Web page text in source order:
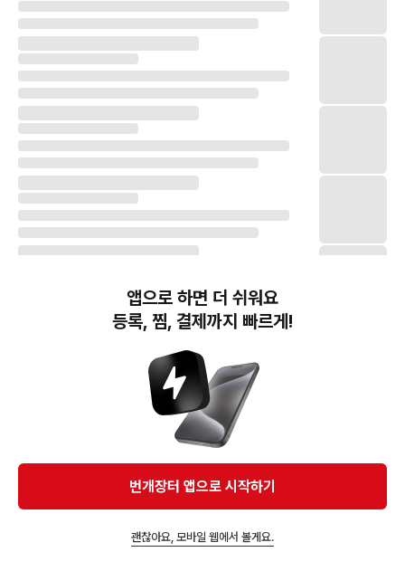
즐겨찾고 알림받기
번개장터(주) 사업자정보, 이용약관 및 기타 법적고지
번개장터㈜는 통신판매중개자이며, 통신판매의 당사자가 아닙니다. 전자상거래 등에서의
소비자보호에 관한 법률 등 관련 법령 및 번개장터㈜의 약관에 따라 상품, 상품정보, 거래에 관한 책임은
개별 판매자에게 귀속하고, 번개장터㈜는 원칙적으로 회원간 거래에 대하여 책임을 지지 않습니다.
다만, 번개장터㈜가 직접 판매하는 상품에 대한 책임은 번개장터㈜에게 귀속합니다.
APP 다운로드
앱으로 하면 더 쉬워요
등록, 찜, 결제까지 빠르게!
번개장터 앱으로 시작하기
괜찮아요, 모바일 웹에서 볼게요.